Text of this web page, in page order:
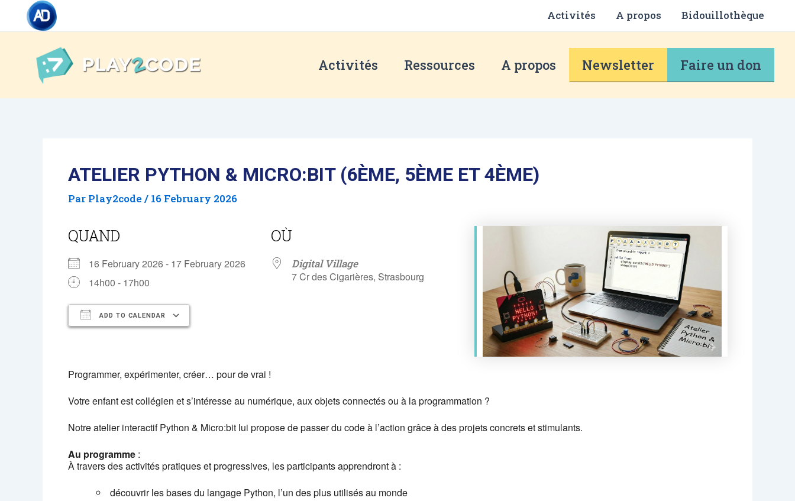
Activités A propos Bidouillothèque
Activités Ressources A propos Newsletter Faire un don
ATELIER PYTHON & MICRO:BIT (6ÈME, 5ÈME ET 4ÈME)
Par Play2code / 16 February 2026
QUAND
16 February 2026 - 17 February 2026
14h00 - 17h00
ADD TO CALENDAR
Office 365 Outlook Live
OÙ
Digital Village
7 Cr des Cigarières, Strasbourg
Programmer, expérimenter, créer… pour de vrai !
Votre enfant est collégien et s’intéresse au numérique, aux objets connectés ou à la programmation ?
Notre atelier interactif Python & Micro:bit lui propose de passer du code à l’action grâce à des projets concrets et stimulants.
Au programme:
À travers des activités pratiques et progressives, les participants apprendront à :
découvrir les bases du langage Python, l’un des plus utilisés au monde
Post
navigation